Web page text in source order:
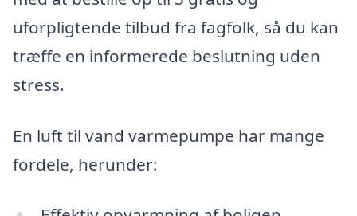
uforpligtende tilbud fra fagfolk, så du kan
træffe en informerede beslutning uden
stress.
En luft til vand varmepumpe har mange
fordele, herunder: